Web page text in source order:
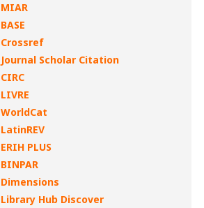
MIAR
BASE
Crossref
Journal Scholar Citation
CIRC
LIVRE
WorldCat
LatinREV
ERIH PLUS
BINPAR
Dimensions
Library Hub Discover